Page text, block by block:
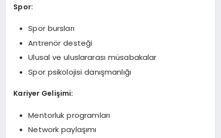
Spor:
Spor bursları
Antrenör desteği
Ulusal ve uluslararası müsabakalar
Spor psikolojisi danışmanlığı
Kariyer Gelişimi:
Mentorluk programları
Network paylaşımı